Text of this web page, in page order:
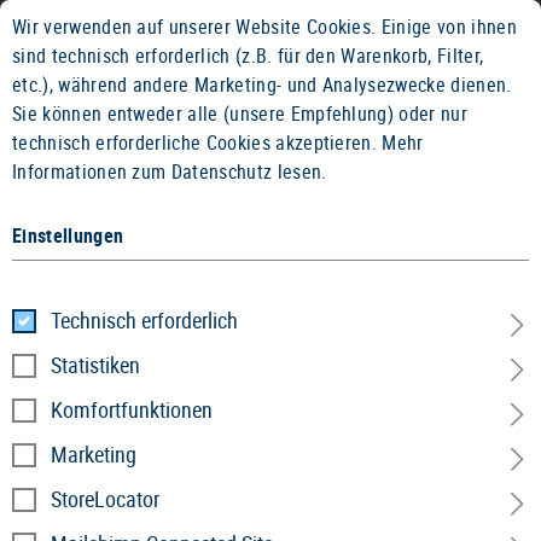
14 TAGE GELD-ZURÜCK-GARANTIE
OT Halftone Tee
Wir verwenden auf unserer Website Cookies. Einige von ihnen
sind technisch erforderlich (z.B. für den Warenkorb, Filter,
etc.), während andere Marketing- und Analysezwecke dienen.
Sie können entweder alle (unsere Empfehlung) oder nur
technisch erforderliche Cookies akzeptieren. Mehr
Informationen zum Datenschutz lesen.
Einstellungen
Technisch erforderlich
Statistiken
Komfortfunktionen
Marketing
StoreLocator